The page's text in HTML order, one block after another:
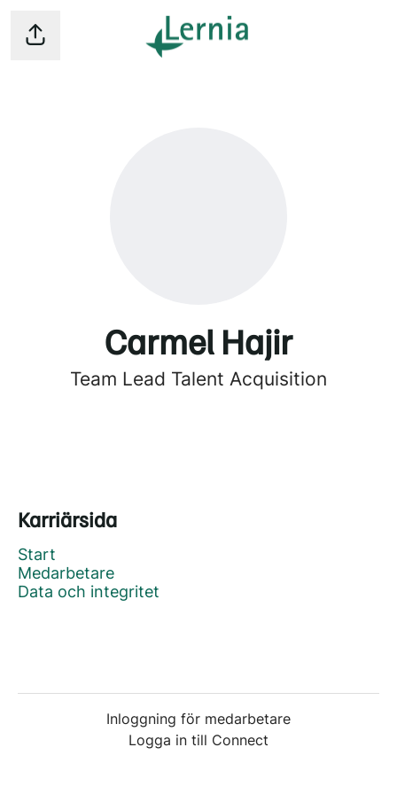
Dela sidan
Carmel Hajir
Team Lead Talent Acquisition
Karriärsida
Start
Medarbetare
Data och integritet
Inloggning för medarbetare
Logga in till Connect